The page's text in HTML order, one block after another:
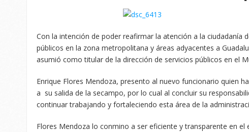
Con la intención de poder reafirmar la atención a la ciudadanía
públicos en la zona metropolitana y áreas adyacentes a
asumió como titular de la dirección de servicios públicos en el
Enrique Flores Mendoza, presento al nuevo funcionario quien
a su salida de la secampo, por lo cual al concluir su
continuar trabajando y fortaleciendo esta área de la
Flores Mendoza lo conmino a ser eficiente y transparente en el